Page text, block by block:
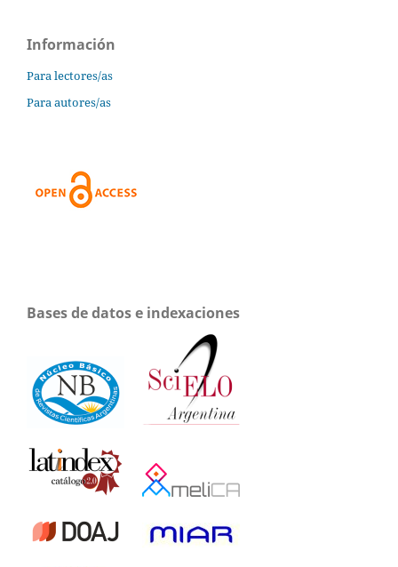
Información
Para lectores/as
Para autores/as
Bases de datos e indexaciones